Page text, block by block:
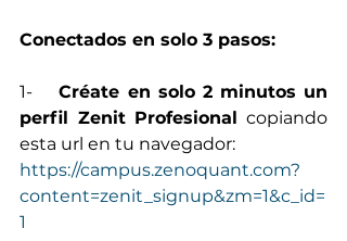
Conectados en solo 3 pasos:
1- Créate en solo 2 minutos un
perfil Zenit Profesional copiando
esta url en tu navegador:
https://campus.zenoquant.com?
content=zenit_signup&zm=1&c_id=
1